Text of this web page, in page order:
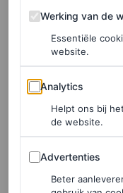
Werking van de
Werking van de
Essentiële
website.
Analytics
Analytics
Helpt ons bij
de website.
Advertenties
Advertenties
Beter